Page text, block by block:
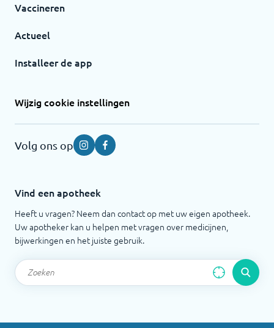
Vaccineren
Actueel
Installeer de app
Wijzig cookie instellingen
Volg ons op InstagramFacebook
Vind een apotheek
Heeft u vragen? Neem dan contact op met uw eigen apotheek.
Uw apotheker kan u helpen met vragen over medicijnen,
bijwerkingen en het juiste gebruik.